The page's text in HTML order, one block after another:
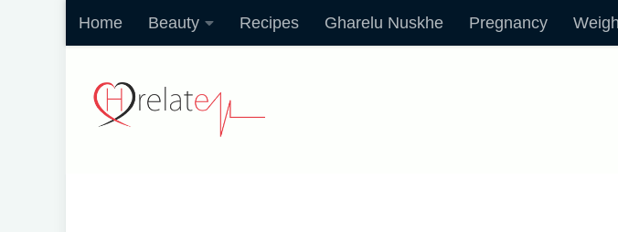
Home Beauty Recipes Gharelu Nuskhe Pregnancy